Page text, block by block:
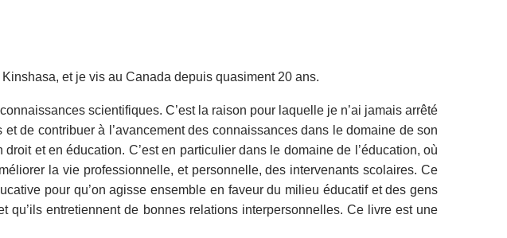
et je vis au Canada depuis quasiment 20 ans.
scientifiques. C’est la raison pour laquelle je n’ai jamais arrêté
de contribuer à l’avancement des connaissances dans le domaine de son
et en éducation. C’est en particulier dans le domaine de l’éducation, où
la vie professionnelle, et personnelle, des intervenants scolaires. Ce
pour qu’on agisse ensemble en faveur du milieu éducatif et des gens
entretiennent de bonnes relations interpersonnelles. Ce livre est une